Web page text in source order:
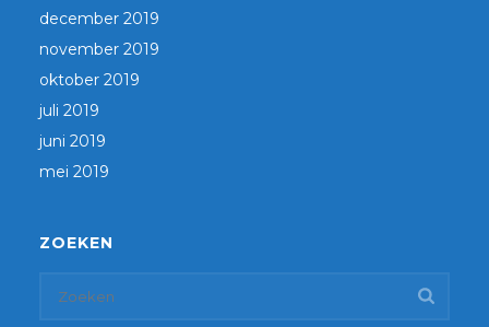
december 2019
november 2019
oktober 2019
juli 2019
juni 2019
mei 2019
ZOEKEN